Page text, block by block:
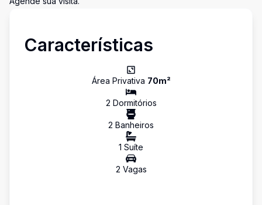
Características
Área Privativa 70m²
2 Dormitórios
2 Banheiros
1 Suíte
2 Vagas